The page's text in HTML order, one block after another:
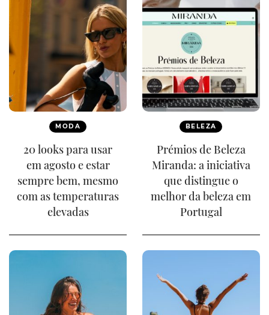
MODA
20 looks para usar
em agosto e estar
sempre bem, mesmo
com as temperaturas
elevadas
BELEZA
Prémios de Beleza
Miranda: a iniciativa
que distingue o
melhor da beleza em
Portugal